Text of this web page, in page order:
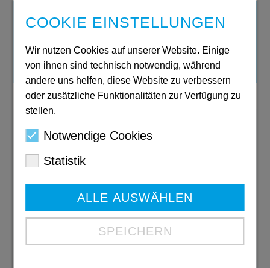
Ambulante Pflege
Diakoniestation Schwelm Ennepetal
Diakoniestation Gevelsberg
Karriere-Portal
COOKIE EINSTELLUNGEN
Wir nutzen Cookies auf unserer Website. Einige
von ihnen sind technisch notwendig, während
andere uns helfen, diese Website zu verbessern
oder zusätzliche Funktionalitäten zur Verfügung zu
stellen.
Notwendige Cookies
Statistik
ALLE AUSWÄHLEN
SPEICHERN